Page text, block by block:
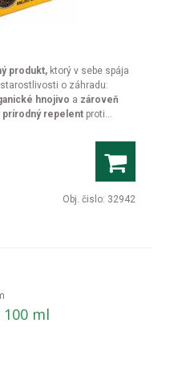
produkt, ktorý v sebe spája
o záhradu:
hnojivo a zároveň
repelent proti
vyhnať medvedíky
ďalší
Obj. čislo: 32942
ml